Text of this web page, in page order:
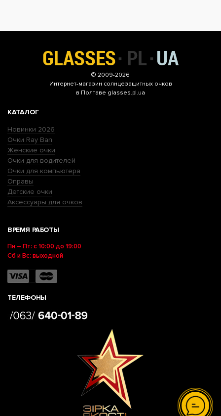
© 2009-2026
Интернет-магазин солнцезащитных очков
в Полтаве glasses.pl.ua
КАТАЛОГ
Новинки 2026
Очки Ray Ban
Женские очки
Очки для водителей
Очки для компьютера
Оправы
Детские очки
Аксессуары для очков
ВРЕМЯ РАБОТЫ
Пн – Пт: с 10:00 до 19:00
Сб и Вс: выходной
ТЕЛЕФОНЫ